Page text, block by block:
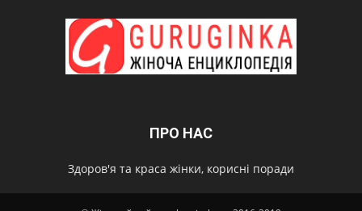
ПРО НАС
Здоров'я та краса жінки, корисні поради